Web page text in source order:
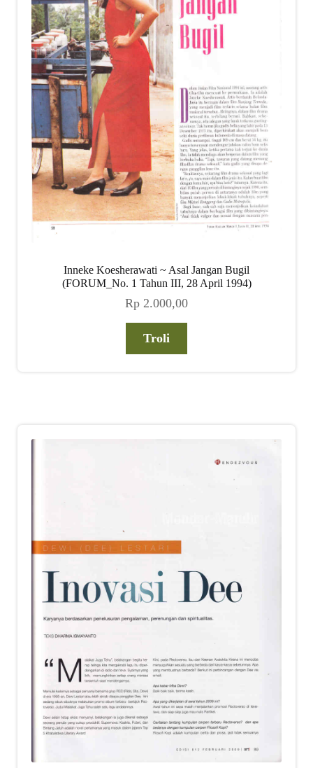
Inneke Koesherawati ~ Asal Jangan Bugil
(FORUM_No. 1 Tahun III, 28 April 1994)
Rp 2.000,00
Troli